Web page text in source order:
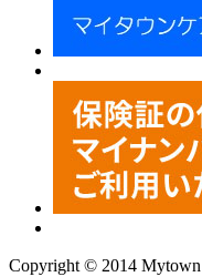
Copyright © 2014 Mytown